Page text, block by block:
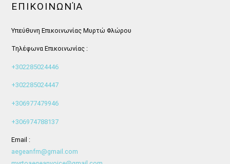
ΕΠΙΚΟΙΝΩΝΊΑ
Υπεύθυνη Επικοινωνίας Μυρτώ Φλώρου
Τηλέφωνα Επικοινωνίας :
+302285024446
+302285024447
+306977479946
+306974788137
Email :
aegeanfm@gmail.com